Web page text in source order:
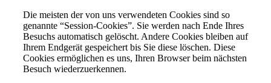
Die meisten der von uns verwendeten Cookies sind so
genannte “Session-Cookies”. Sie werden nach Ende Ihres
Besuchs automatisch gelöscht. Andere Cookies bleiben auf
Ihrem Endgerät gespeichert bis Sie diese löschen. Diese
Cookies ermöglichen es uns, Ihren Browser beim nächsten
Besuch wiederzuerkennen.